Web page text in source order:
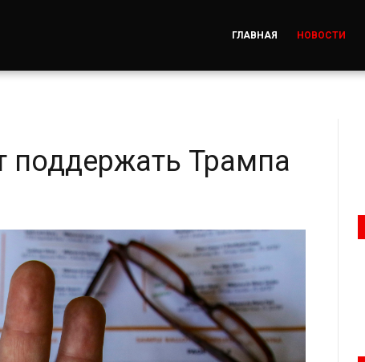
ГЛАВНАЯ НОВОСТИ
Трампа